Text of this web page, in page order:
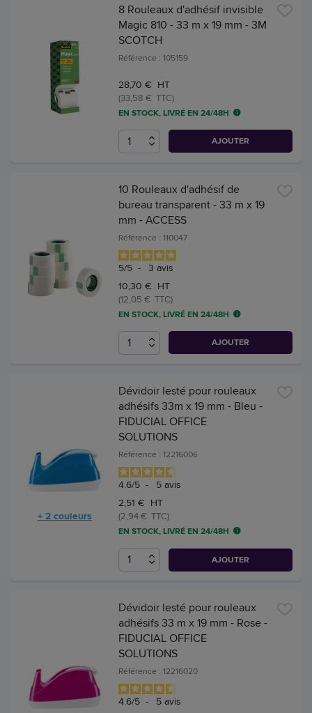
8 Rouleaux d'adhésif invisible
Magic 810 - 33 m x 19 mm - 3M
SCOTCH
Référence : 105159
28,70 € HT
(33,58 € TTC)
EN STOCK, LIVRÉ EN 24/48H
AJOUTER
10 Rouleaux d'adhésif de
bureau transparent - 33 m x 19
mm - ACCESS
Référence : 110047
5/5 - 3 avis
10,30 € HT
(12,05 € TTC)
EN STOCK, LIVRÉ EN 24/48H
AJOUTER
+ 2 couleurs
Dévidoir lesté pour rouleaux
adhésifs 33m x 19 mm - Bleu -
FIDUCIAL OFFICE
SOLUTIONS
Référence : 12216006
4.6/5 - 5 avis
2,51 € HT
(2,94 € TTC)
EN STOCK, LIVRÉ EN 24/48H
AJOUTER
Dévidoir lesté pour rouleaux
adhésifs 33 m x 19 mm - Rose -
FIDUCIAL OFFICE
SOLUTIONS
Référence : 12216020
4.6/5 - 5 avis